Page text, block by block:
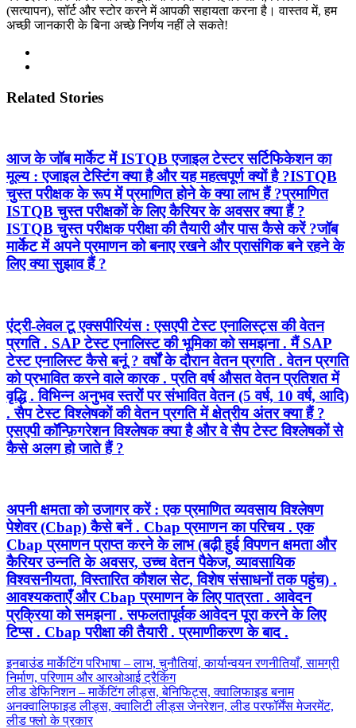
(सत्यापन), सॉर्ट और स्टोर करने में आपकी सहायता करना है। वास्तव में, हम
अच्छी जानकारी के बिना अच्छे निर्णय नहीं ले सकते!
Related Stories
आज के जॉब मार्केट में ISTQB एजाइल टेस्टर सर्टिफिकेशन का
मूल्य : एजाइल टेस्टिंग क्या है और यह महत्वपूर्ण क्यों है ?ISTQB
चुस्त परीक्षक के रूप में प्रमाणित होने के क्या लाभ हैं ?प्रमाणित
ISTQB चुस्त परीक्षकों के लिए कैरियर के अवसर क्या हैं ?
ISTQB चुस्त परीक्षक परीक्षा की तैयारी और पास कैसे करें ?जॉब
मार्केट में अपने प्रमाणन को बनाए रखने और प्रासंगिक बने रहने के
लिए क्या सुझाव हैं ?
एंट्री-लेवल टू एक्सपीरियंस : एसएपी टेस्ट एनालिस्ट्स की वेतन
प्रगति . SAP टेस्ट एनालिस्ट की भूमिका को समझना . मैं SAP
टेस्ट एनालिस्ट कैसे बनूं ? वर्षों के दौरान वेतन प्रगति . वेतन प्रगति
को प्रभावित करने वाले कारक . प्रति वर्ष औसत वेतन प्रतिशत में
वृद्धि . विभिन्न अनुभव स्तरों पर संभावित वेतन (5 वर्ष, 10 वर्ष, आदि)
. सैप टेस्ट विश्लेषकों की वेतन प्रगति में क्षेत्रीय अंतर क्या हैं ?
एसएपी कॉन्फ़िगरेशन विश्लेषक क्या है और वे सैप टेस्ट विश्लेषकों से
कैसे अलग हो जाते हैं ?
अपनी क्षमता को उजागर करें : एक प्रमाणित व्यवसाय विश्लेषण
पेशेवर (Cbap) कैसे बनें . Cbap प्रमाणन का परिचय . एक
Cbap प्रमाणन प्राप्त करने के लाभ (बढ़ी हुई विपणन क्षमता और
कैरियर उन्नति के अवसर, उच्च वेतन पैकेज, व्यावसायिक
विश्वसनीयता, विस्तारित कौशल सेट, विशेष संसाधनों तक पहुंच) .
आवश्यकताएँ और Cbap प्रमाणन के लिए पात्रता . आवेदन
प्रक्रिया को समझना . सफलतापूर्वक आवेदन पूरा करने के लिए
टिप्स . Cbap परीक्षा की तैयारी . प्रमाणीकरण के बाद .
पोस्ट
नेविगेशन
Previous
Post
इनबाउंड मार्केटिंग परिभाषा – लाभ, चुनौतियां, कार्यान्वयन रणनीतियाँ, सामग्री
निर्माण, परिणाम और आरओआई ट्रैकिंग
Next
Post
लीड डेफिनिशन – मार्केटिंग लीड्स, बेनिफिट्स, क्वालिफाइड बनाम
अनक्वालिफाइड लीड्स, क्वालिटी लीड्स जेनरेशन, लीड परफॉर्मेंस मेजरमेंट,
लीड फ्लो के प्रकार